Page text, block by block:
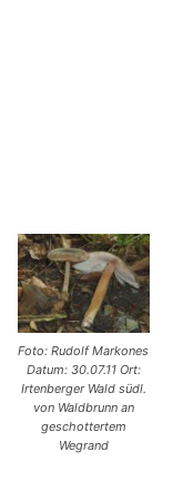
Foto: Rudolf Markones
Datum: 30.07.11 Ort:
Irtenberger Wald südl.
von Waldbrunn an
geschottertem
Wegrand